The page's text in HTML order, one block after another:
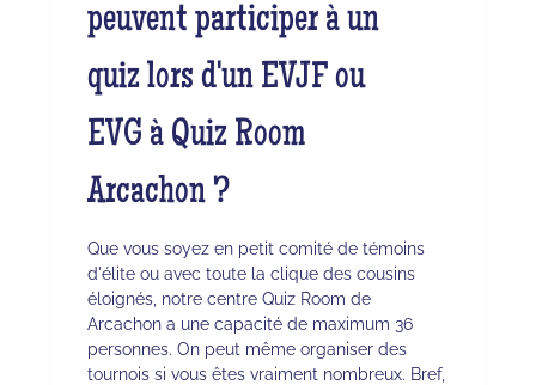
peuvent participer à un
quiz lors d'un EVJF ou
EVG à Quiz Room
Arcachon ?
Que vous soyez en petit comité de témoins
d'élite ou avec toute la clique des cousins
éloignés, notre centre Quiz Room de
Arcachon a une capacité de maximum 36
personnes. On peut même organiser des
tournois si vous êtes vraiment nombreux. Bref,